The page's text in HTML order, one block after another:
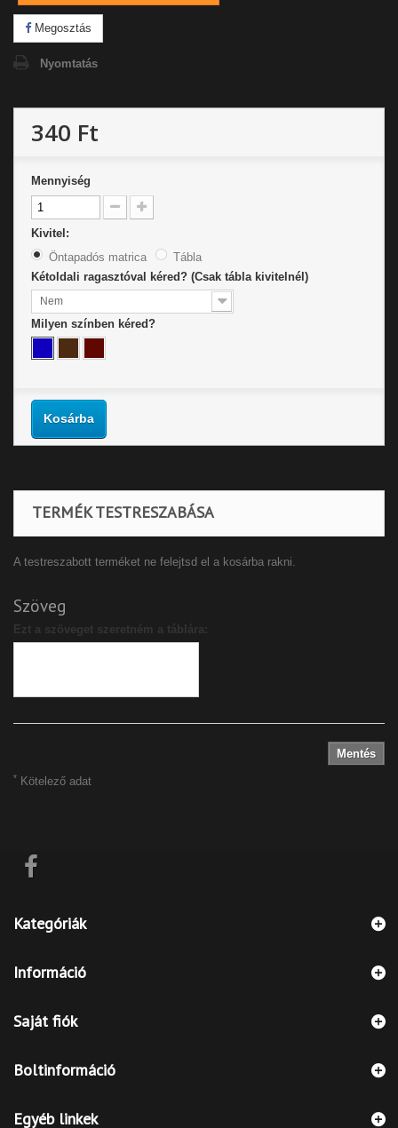
Megosztás
Nyomtatás
340 Ft
Mennyiség
Kivitel:
Öntapadós matrica
Tábla
Kétoldali ragasztóval kéred? (Csak tábla kivitelnél)
Nem
Milyen színben kéred?
Kosárba
TERMÉK TESTRESZABÁSA
A testreszabott terméket ne felejtsd el a kosárba rakni.
Szöveg
Ezt a szöveget szeretném a táblára:
Mentés
* Kötelező adat
Kategóriák
Információ
Saját fiók
Boltinformáció
Egyéb linkek